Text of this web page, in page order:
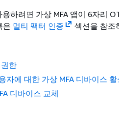
용하려면 가상 MFA 앱이 6자리
은 멀티 팩터 인증
섹션을 참조
한
자에 대한 가상 MFA 디바이스
디바이스 교체